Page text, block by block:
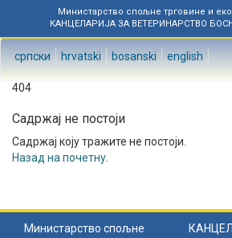
Министарство спољне трговине и
КАНЦЕЛАРИЈА ЗА ВЕТЕРИНАРСТВО
српски hrvatski bosanski english
404
Садржај не постоји
Садржај коју тражите не постоји.
Назад на почетну
Министарство спољне